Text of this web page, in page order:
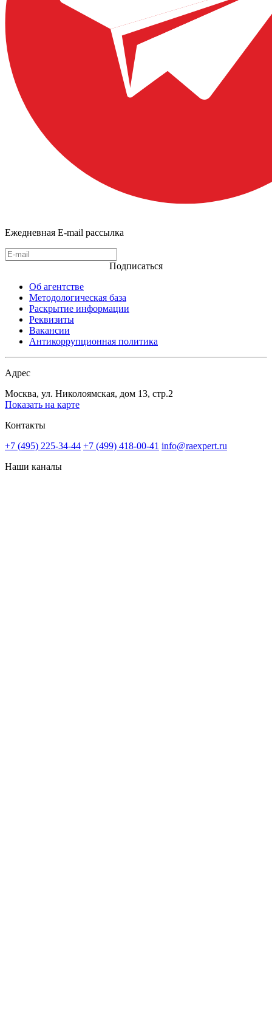
Ежедневная E-mail рассылка
Подписаться
Об агентстве
Методологическая база
Раскрытие информации
Реквизиты
Вакансии
Антикоррупционная политика
Адрес
Москва, ул. Николоямская, дом 13, стр.2
Показать на карте
Контакты
+7 (495) 225-34-44 +7 (499) 418-00-41 info@raexpert.ru
Наши каналы